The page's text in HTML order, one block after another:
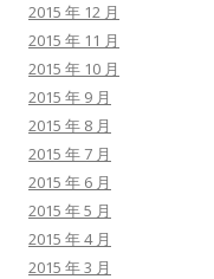
2015 年 12 月
2015 年 11 月
2015 年 10 月
2015 年 9 月
2015 年 8 月
2015 年 7 月
2015 年 6 月
2015 年 5 月
2015 年 4 月
2015 年 3 月